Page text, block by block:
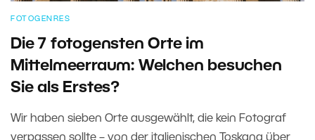
FOTOGENRES
Die 7 fotogensten Orte im
Mittelmeerraum: Welchen besuchen
Sie als Erstes?
Wir haben sieben Orte ausgewählt, die kein Fotograf
verpassen sollte – von der italienischen Toskana über